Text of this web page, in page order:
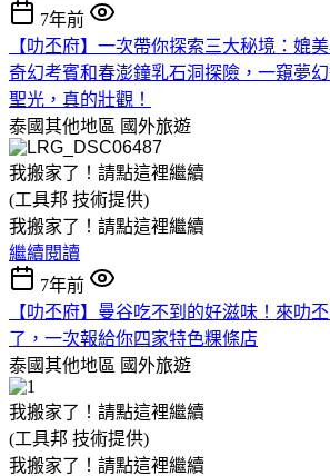
7年前
【叻丕府】一次帶你探索三大秘境：媲
奇幻考賓和春澎鐘乳石洞探險，一窺夢
聖光，真的壯觀！
泰國其他地區 國外旅遊
我搬家了！請點這裡繼續
(工具邦 技術提供)
我搬家了！請點這裡繼續
繼續閱讀
7年前
【叻丕府】曼谷吃不到的好滋味！來叻
了，一次報給你四家特色粿條店
泰國其他地區 國外旅遊
我搬家了！請點這裡繼續
(工具邦 技術提供)
我搬家了！請點這裡繼續